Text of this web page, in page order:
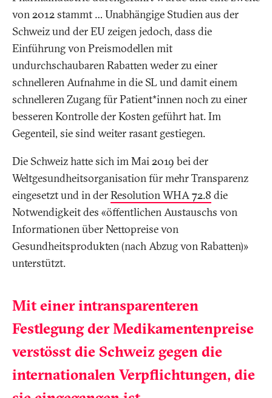
von 2012 stammt … Unabhängige Studien aus der
Schweiz und der EU zeigen jedoch, dass die
Einführung von Preismodellen mit
undurchschaubaren Rabatten weder zu einer
schnelleren Aufnahme in die SL und damit einem
schnelleren Zugang für Patient*innen noch zu einer
besseren Kontrolle der Kosten geführt hat. Im
Gegenteil, sie sind weiter rasant gestiegen.
Die Schweiz hatte sich im Mai 2019 bei der
Weltgesundheitsorganisation für mehr Transparenz
eingesetzt und in derResolution WHA 72.8 die
Notwendigkeit des «öffentlichen Austauschs von
Informationen über Nettopreise von
Gesundheitsprodukten (nach Abzug von Rabatten)»
unterstützt.
Mit einer intransparenteren
Festlegung der Medikamentenpreise
verstösst die Schweiz gegen die
internationalen Verpflichtungen, die